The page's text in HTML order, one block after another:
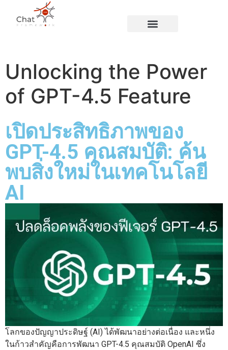
Unlocking the Power
of GPT-4.5 Feature
เปิดประสิทธิภาพของ
GPT-4.5 คุณสมบัติ: ค้น
พบสิ่งใหม่ในเทคโนโลยี
AI
โลกของปัญญาประดิษฐ์ (AI) ได้พัฒนาอย่างต่อเนื่อง และหนึ่ง
ในก้าวสำคัญคือการพัฒนา GPT-4.5 คุณสมบัติ OpenAI ซึ่ง